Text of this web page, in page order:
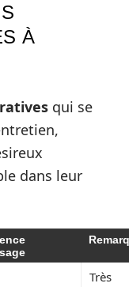
À
qui se
dans leur
Très